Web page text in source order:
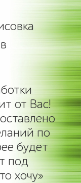
от Вас!
по
будет
под
хочу»